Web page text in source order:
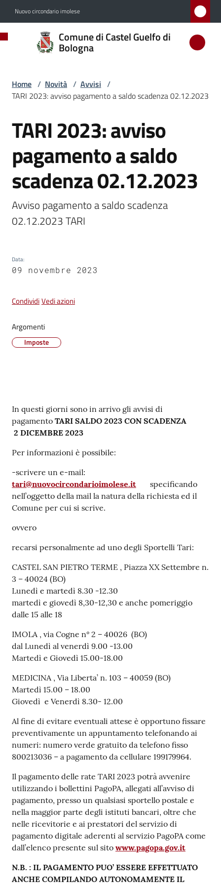
Nuovo circondario imolese
Comune di Castel Guelfo di
Bologna
Comune
di
Guelfo
di
Amministrazione
Novità
Menu selezionato
Servizi
Castel
Guelfo
Servizi
online
Seguici
su
Home / Novità / Avvisi /
TARI 2023: avviso pagamento a saldo scadenza 02.12.2023
Salta al contenuto
TARI 2023: avviso
pagamento a saldo
scadenza 02.12.2023
Avviso pagamento a saldo scadenza
02.12.2023 TARI
Data:
09 novembre 2023
CondividiVedi azioni
Argomenti
Imposte
Contenuto
In questi giorni sono in arrivo gli avvisi di
pagamento TARI SALDO 2023 CON SCADENZA
2 DICEMBRE 2023
Per informazioni è possibile:
-scrivere un e-mail:
tari@nuovocircondarioimolese.it
specificando
nell’oggetto della mail la natura della richiesta ed il
Comune per cui si scrive.
ovvero
recarsi personalmente ad uno degli Sportelli Tari:
CASTEL SAN PIETRO TERME , Piazza XX Settembre n.
3 – 40024 (BO)
Lunedì e martedì 8.30 -12.30
martedì e giovedì 8,30-12,30 e anche pomeriggio
dalle 15 alle 18
IMOLA , via Cogne n° 2 – 40026 (BO)
dal Lunedì al venerdì 9.00 -13.00
Martedì e Giovedì 15.00-18.00
MEDICINA , Via Liberta’ n. 103 – 40059 (BO)
Martedì 15.00 – 18.00
Giovedì e Venerdì 8.30- 12.00
Al fine di evitare eventuali attese è opportuno fissare
preventivamente un appuntamento telefonando ai
numeri: numero verde gratuito da telefono fisso
800213036 – a pagamento da cellulare 199179964.
Il pagamento delle rate TARI 2023 potrà avvenire
utilizzando i bollettini PagoPA, allegati all’avviso di
pagamento, presso un qualsiasi sportello postale e
nella maggior parte degli istituti bancari, oltre che
nelle ricevitorie e ai prestatori del servizio di
pagamento digitale aderenti al servizio PagoPA come
dall’elenco presente sul sito www.pagopa.gov.it
N.B. : IL PAGAMENTO PUO’ ESSERE EFFETTUATO
ANCHE COMPILANDO AUTONOMAMENTE IL